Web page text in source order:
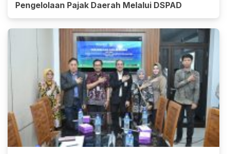
Pengelolaan Pajak Daerah Melalui DSPAD